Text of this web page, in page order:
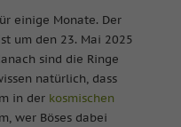
einige Monate. Der
um den 23. Mai 2025
sind die Ringe
natürlich, dass
in der kosmischen
wer Böses dabei